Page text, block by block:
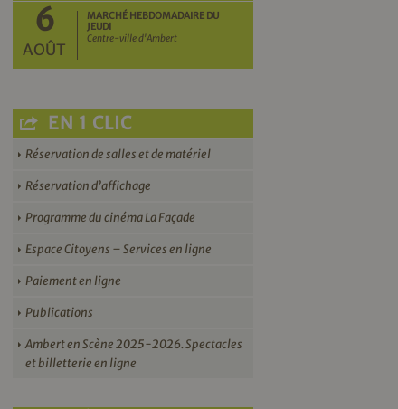
6
AOÛT
MARCHÉ HEBDOMADAIRE DU
JEUDI
Centre-ville d'Ambert
EN 1 CLIC
Réservation de salles et de matériel
Réservation d’affichage
Programme du cinéma La Façade
Espace Citoyens – Services en ligne
Paiement en ligne
Publications
Ambert en Scène 2025-2026. Spectacles
et billetterie en ligne